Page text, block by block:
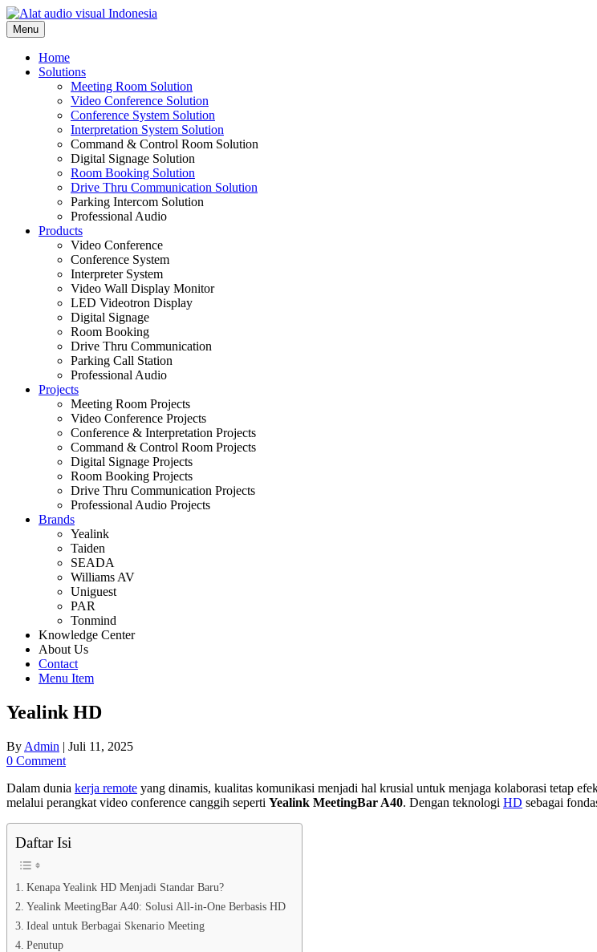
Skip
to
content
Menu
Home
Solutions
Meeting Room Solution
Video Conference Solution
Conference System Solution
Interpretation System Solution
Command & Control Room Solution
Digital Signage Solution
Room Booking Solution
Drive Thru Communication Solution
Parking Intercom Solution
Professional Audio
Products
Video Conference
Conference System
Interpreter System
Video Wall Display Monitor
LED Videotron Display
Digital Signage
Room Booking
Drive Thru Communication
Parking Call Station
Professional Audio
Projects
Meeting Room Projects
Video Conference Projects
Conference & Interpretation Projects
Command & Control Room Projects
Digital Signage Projects
Room Booking Projects
Drive Thru Communication Projects
Professional Audio Projects
Brands
Yealink
Taiden
SEADA
Williams AV
Uniguest
PAR
Tonmind
Knowledge Center
About Us
Contact
Menu Item
Yealink HD
By Admin | Juli 11, 2025
0 Comment
Dalam dunia kerja remote yang dinamis, kualitas komunikasi menjadi hal krusial untuk menjaga kolaborasi tetap
melalui perangkat video conference canggih seperti Yealink MeetingBar A40. Dengan teknologi HD sebagai
Daftar Isi
Kenapa Yealink HD Menjadi Standar Baru?
Yealink MeetingBar A40: Solusi All-in-One Berbasis HD
Ideal untuk Berbagai Skenario Meeting
Penutup